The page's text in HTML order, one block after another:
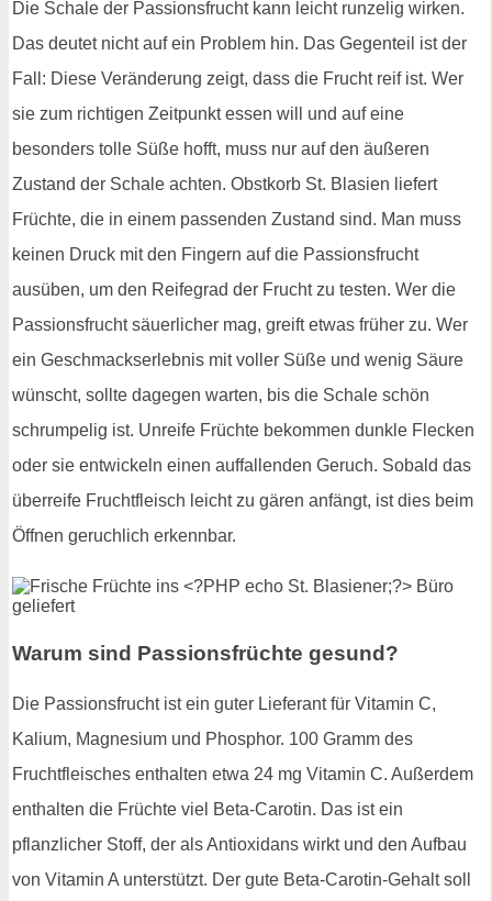
Die Schale der Passionsfrucht kann leicht runzelig wirken.
Das deutet nicht auf ein Problem hin. Das Gegenteil ist der
Fall: Diese Veränderung zeigt, dass die Frucht reif ist. Wer
sie zum richtigen Zeitpunkt essen will und auf eine
besonders tolle Süße hofft, muss nur auf den äußeren
Zustand der Schale achten. Obstkorb St. Blasien liefert
Früchte, die in einem passenden Zustand sind. Man muss
keinen Druck mit den Fingern auf die Passionsfrucht
ausüben, um den Reifegrad der Frucht zu testen. Wer die
Passionsfrucht säuerlicher mag, greift etwas früher zu. Wer
ein Geschmackserlebnis mit voller Süße und wenig Säure
wünscht, sollte dagegen warten, bis die Schale schön
schrumpelig ist. Unreife Früchte bekommen dunkle Flecken
oder sie entwickeln einen auffallenden Geruch. Sobald das
überreife Fruchtfleisch leicht zu gären anfängt, ist dies beim
Öffnen geruchlich erkennbar.
Warum sind Passionsfrüchte gesund?
Die Passionsfrucht ist ein guter Lieferant für Vitamin C,
Kalium, Magnesium und Phosphor. 100 Gramm des
Fruchtfleisches enthalten etwa 24 mg Vitamin C. Außerdem
enthalten die Früchte viel Beta-Carotin. Das ist ein
pflanzlicher Stoff, der als Antioxidans wirkt und den Aufbau
von Vitamin A unterstützt. Der gute Beta-Carotin-Gehalt soll